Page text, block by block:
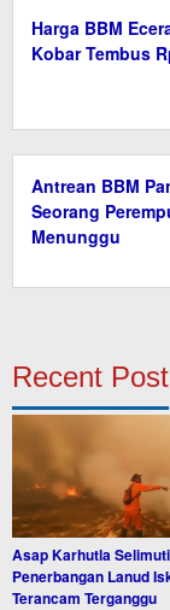
Harga BBM
Kobar Tembus
Antrean BBM
Seorang
Menunggu
Recent Post
Asap Karhutla
Penerbangan Lanud
Terancam Terganggu